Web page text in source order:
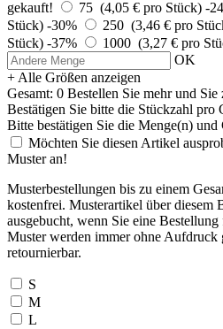
gekauft! 75 (4,05 € pro Stück) -
Stück) -30% 250 (3,46 € pro
Stück) -37% 1000 (3,27 € pro
OK
+ Alle Größen anzeigen
Gesamt: 0 Bestellen Sie mehr und Sie
Bestätigen Sie bitte die Stückzahl pro
Bitte bestätigen Sie die Menge(n) und
Möchten Sie diesen Artikel
Muster an!
Musterbestellungen bis zu einem
kostenfrei. Musterartikel über diesem
ausgebucht, wenn Sie eine
Muster werden immer ohne Aufdruck
retournierbar.
S
M
L